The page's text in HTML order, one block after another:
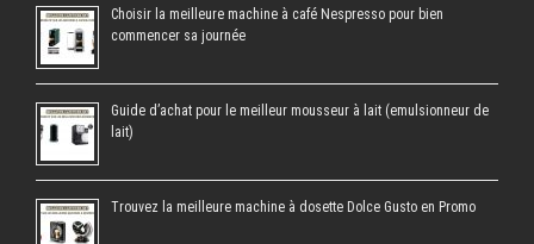
Choisir la meilleure machine à café Nespresso pour bien
commencer sa journée
Guide d’achat pour le meilleur mousseur à lait (emulsionneur de
lait)
Trouvez la meilleure machine à dosette Dolce Gusto en Promo